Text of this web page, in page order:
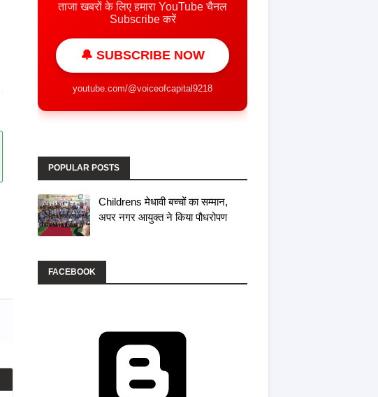
ताजा खबरों के लिए हमारा YouTube चैनल
Subscribe करें
🔔 SUBSCRIBE NOW
youtube.com/@voiceofcapital9218
POPULAR POSTS
Childrens मेधावी बच्चों का सम्मान,
अपर नगर आयुक्त ने किया पौधरोपण
FACEBOOK